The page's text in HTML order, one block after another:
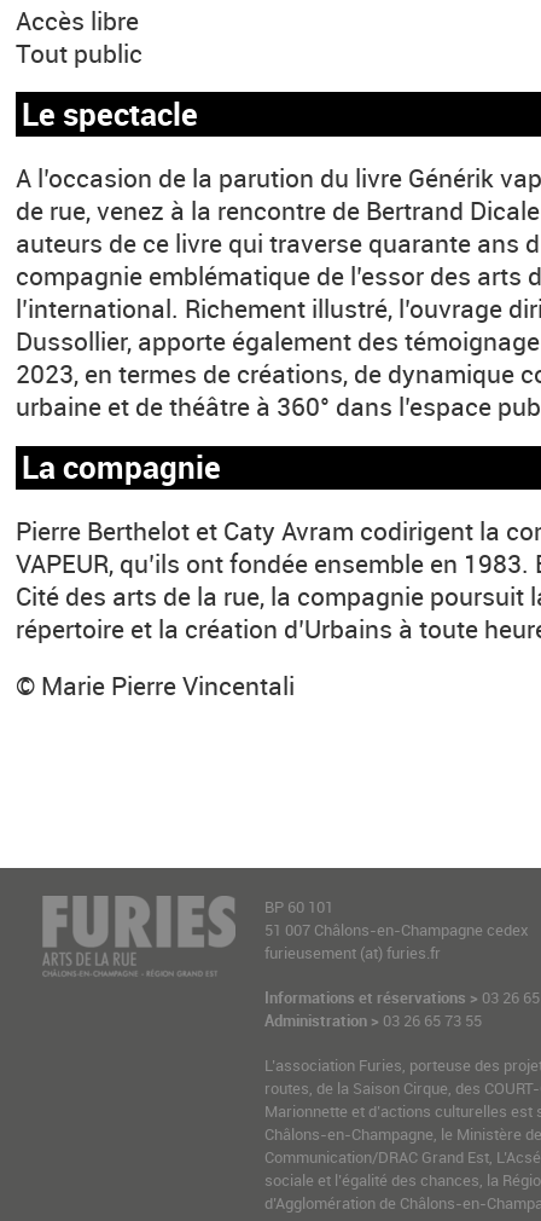
Accès libre
Tout public
Le spectacle
A l’occasion de la parution du livre Générik
de rue, venez à la rencontre de Bertrand
auteurs de ce livre qui traverse quarante ans
compagnie emblématique de l’essor des arts
l’international. Richement illustré, l’ouvrage
Dussollier, apporte également des
2023, en termes de créations, de dynamique
urbaine et de théâtre à 360° dans l’espace
La compagnie
Pierre Berthelot et Caty Avram codirigent la
VAPEUR, qu’ils ont fondée ensemble en
Cité des arts de la rue, la compagnie poursuit
répertoire et la création d’Urbains à toute
© Marie Pierre Vincentali
BP 60 101
51 007 Châlons-en-Champagne cedex
furieusement (at) furies.fr
Informations et réservations > 03 26
Administration > 03 26 65 73 55
L’association Furies, porteuse des
routes, de la Saison Cirque, des
Marionnette et d’actions culturelles est
Châlons-en-Champagne, le Ministère
Communication/DRAC Grand Est,
sociale et l’égalité des chances, la
d’Agglomération de Châlons-en-